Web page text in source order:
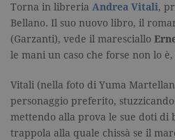
Torna in libreria Andrea Vitali,
Bellano. Il suo nuovo libro, il
(Garzanti), vede il maresciallo
le mani un caso che forse non lo è,
Vitali (nella foto di Yuma
personaggio preferito,
mettendo alla prova le sue doti di
trappola alla quale chissà se il